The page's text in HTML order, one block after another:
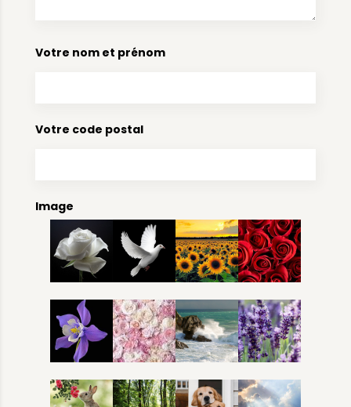
Votre nom et prénom
Votre code postal
Image